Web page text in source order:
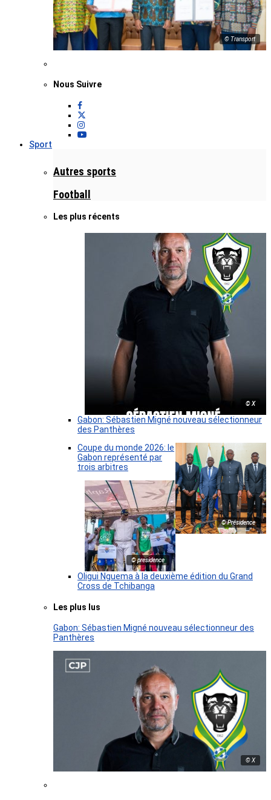
© Transport
Nous Suivre
Sport
Autres sports
Football
Les plus récents
© X
Gabon: Sébastien Migné nouveau sélectionneur
des Panthères
© Présidence
Coupe du monde 2026: le
Gabon représenté par
trois arbitres
© presidence
Oligui Nguema à la deuxième édition du Grand
Cross de Tchibanga
Les plus lus
Gabon: Sébastien Migné nouveau sélectionneur des
Panthères
© X